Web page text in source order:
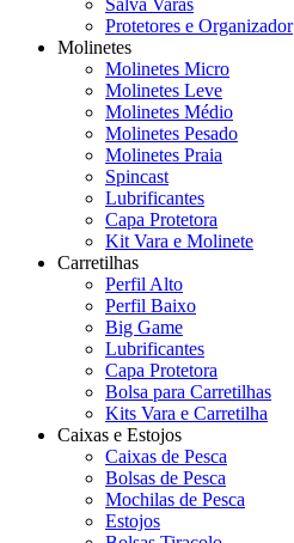
Salva Varas
Protetores e Organizador
Molinetes
Molinetes Micro
Molinetes Leve
Molinetes Médio
Molinetes Pesado
Molinetes Praia
Spincast
Lubrificantes
Capa Protetora
Kit Vara e Molinete
Carretilhas
Perfil Alto
Perfil Baixo
Big Game
Lubrificantes
Capa Protetora
Bolsa para Carretilhas
Kits Vara e Carretilha
Caixas e Estojos
Caixas de Pesca
Bolsas de Pesca
Mochilas de Pesca
Estojos